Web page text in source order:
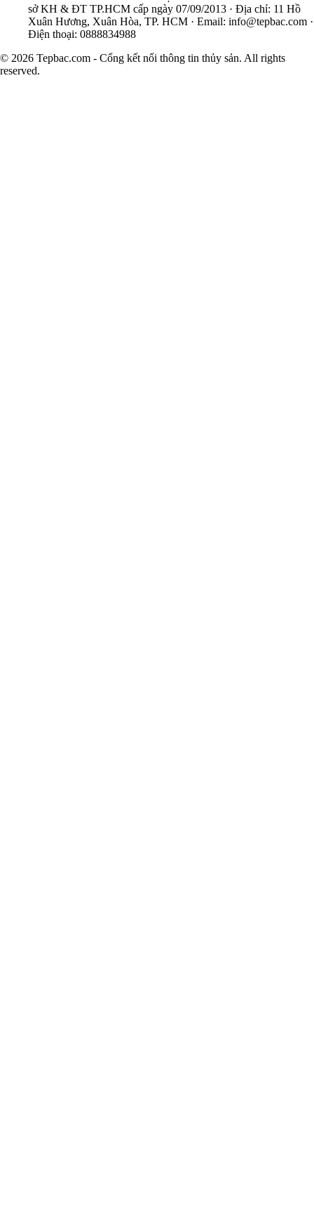
sở KH & ĐT TP.HCM cấp ngày 07/09/2013 · Địa chỉ: 11 Hồ
Xuân Hương, Xuân Hòa, TP. HCM · Email: info@tepbac.com ·
Điện thoại: 0888834988
© 2026 Tepbac.com - Cổng kết nối thông tin thủy sản. All rights
reserved.